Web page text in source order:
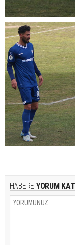
HABERE YORUM KAT